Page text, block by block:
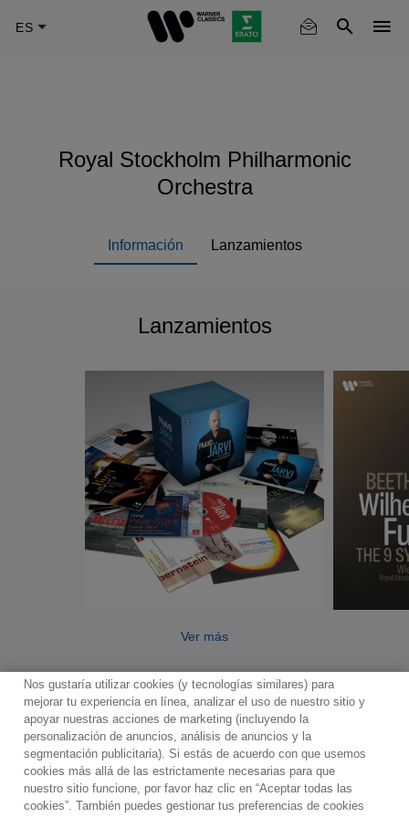
Royal Stockholm Philharmonic
Orchestra
Información Lanzamientos
Lanzamientos
Ver más
Contacto Boletin informativo
Términos de Uso
Política de Privacidad
Mapa web
Política de cookies
Nos gustaría utilizar cookies (y tecnologías similares) para
mejorar tu experiencia en línea, analizar el uso de nuestro sitio y
apoyar nuestras acciones de marketing (incluyendo la
personalización de anuncios, análisis de anuncios y la
segmentación publicitaria). Si estás de acuerdo con que usemos
cookies más allá de las estrictamente necesarias para que
nuestro sitio funcione, por favor haz clic en “Aceptar todas las
cookies”. También puedes gestionar tus preferencias de cookies